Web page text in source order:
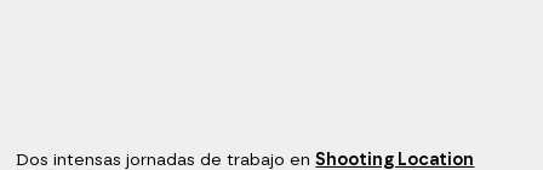
Dos intensas jornadas de trabajo enShooting Location